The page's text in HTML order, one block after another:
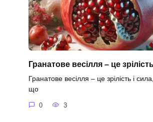
Гранатове весілля – це
Гранатове весілля – це зрілість і
що
0 3